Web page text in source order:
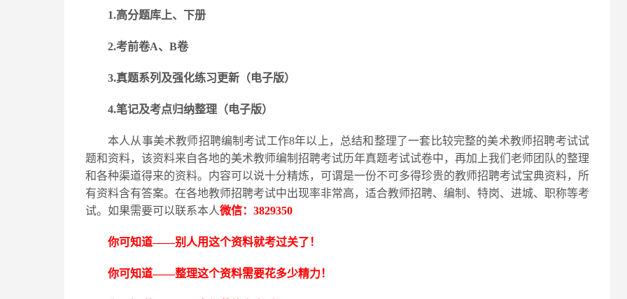
1.高分题库上、下册
2.考前卷A、B卷
3.真题系列及强化练习更新 （电子版）
4.笔记及考点归纳整理（电子版）
本人从事美术教师招聘编制考试工作8年以上，总结和整理了一套比较完整的美术教师招聘考试试
题和资料，该资料来自各地的美术教师编制招聘考试历年真题考试试卷中，再加上我们老师团队的整理
和各种渠道得来的资料。内容可以说十分精炼，可谓是一份不可多得珍贵的教师招聘考试宝典资料，所
有资料含有答案。在各地教师招聘考试中出现率非常高，适合教师招聘、编制、特岗、进城、职称等考
试。如果需要可以联系本人微信： 3829350
你可知道——别人用这个资料就考过关了！
你可知道——整理这个资料需要花多少精力！